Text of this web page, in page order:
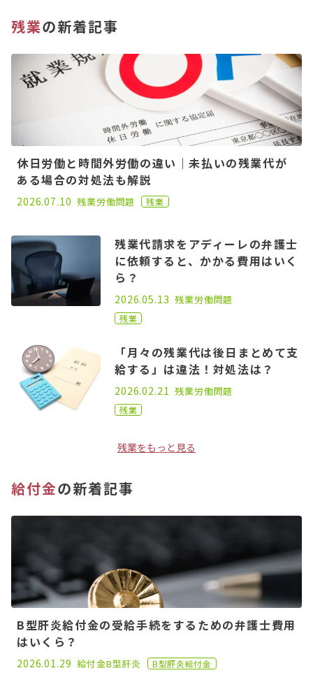
残業の新着記事
休日労働と時間外労働の違い｜未払いの残業代が
ある場合の対処法も解説
2021.09.15
2026.07.10 残業労働問題 残業
残業代請求をアディーレの弁護士
に依頼すると、かかる費用はいく
ら？
2022.10.05
2026.05.13 残業労働問題
残業
「月々の残業代は後日まとめて支
給する」は違法！対処法は？
2022.10.05
2026.02.21 残業労働問題
残業
残業をもっと見る
給付金の新着記事
B型肝炎給付金の受給手続をするための弁護士費用
はいくら？
2022.11.16
2026.01.29 給付金B型肝炎 B型肝炎給付金